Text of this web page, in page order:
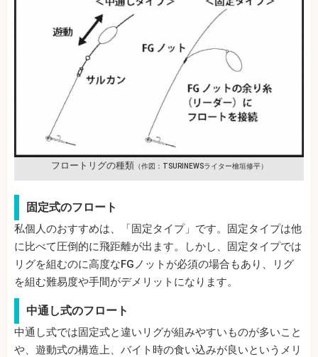
フロートリグの種類 （作図：TSURINEWSライター檜垣修平）
固定式のフロート
私個人のおすすめは、「固定タイプ」です。固定タイプは他
に比べて圧倒的に飛距離が出ます。しかし、固定タイプでは
リグを組むのに高度なFGノットが必須の場合もあり、リグ
を組む難易度や手間がデメリットになります。
中通し式のフロート
中通し式では固定式と違いリグが組みやすいものが多いこと
や、遊動式の構造上、バイト時の食い込みが良いというメリ